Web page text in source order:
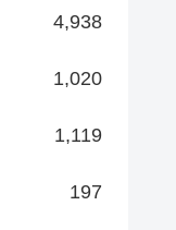
4,938
1,020
1,119
197